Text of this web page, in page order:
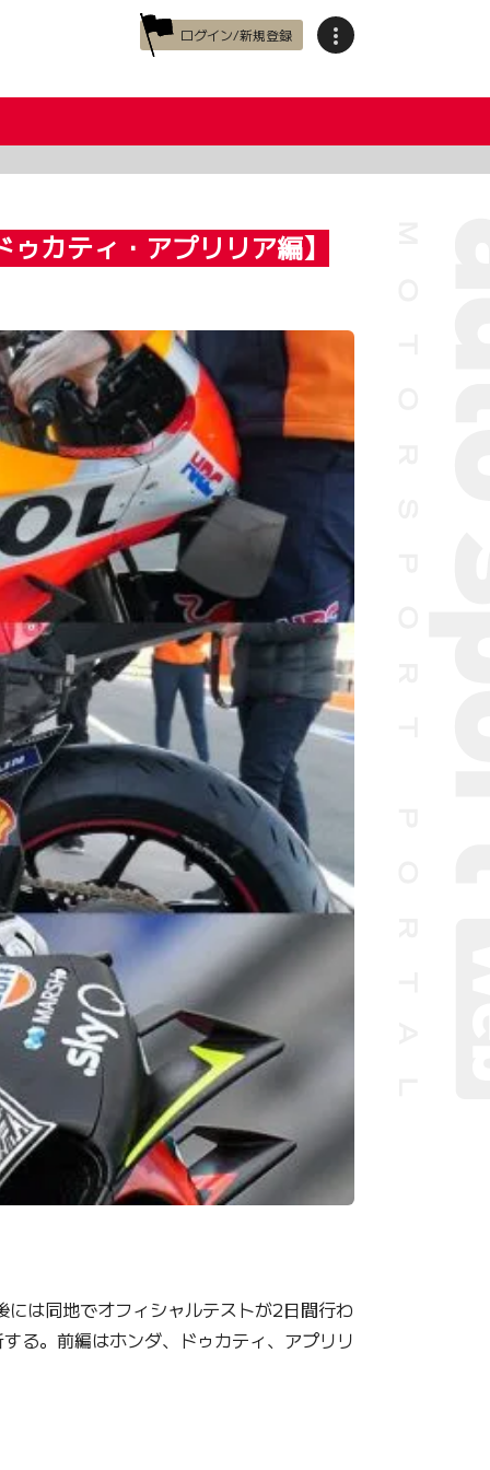
ログイン/新規登録
カティ・アプリリア編】
は同地でオフィシャルテストが2日間行わ
る。前編はホンダ、ドゥカティ、アプリリ